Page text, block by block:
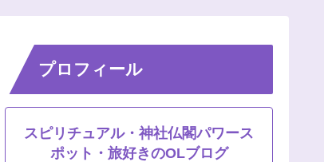
プロフィール
スピリチュアル・神社仏閣パワース
ポット・旅好きのOLブログ